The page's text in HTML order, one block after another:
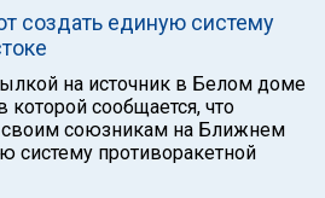
создать единую систему
на источник в Белом доме
которой сообщается, что
своим союзникам на Ближнем
систему противоракетной